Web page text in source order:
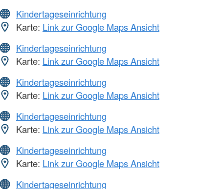
Kindertageseinrichtung
Karte: Link zur Google Maps Ansicht
Kindertageseinrichtung
Karte: Link zur Google Maps Ansicht
Kindertageseinrichtung
Karte: Link zur Google Maps Ansicht
Kindertageseinrichtung
Karte: Link zur Google Maps Ansicht
Kindertageseinrichtung
Karte: Link zur Google Maps Ansicht
Kindertageseinrichtung